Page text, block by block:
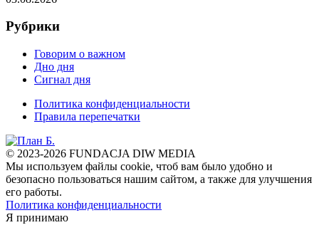
Рубрики
Говорим о важном
Дно дня
Сигнал дня
Политика конфиденциальности
Правила перепечатки
© 2023-2026 FUNDACJA DIW MEDIA
Мы используем файлы cookie, чтоб вам было удобно и
безопасно пользоваться нашим сайтом, а также для улучшения
его работы.
Политика конфиденциальности
Я принимаю